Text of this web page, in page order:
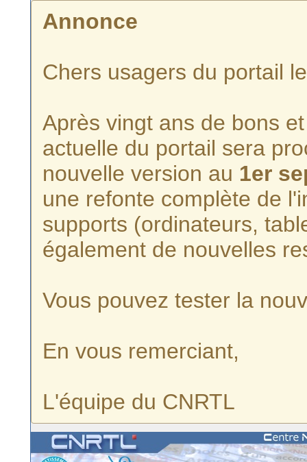
Annonce
Chers usagers du portail
Après vingt ans de bons
actuelle du portail sera
nouvelle version au 1er
une refonte complète de
supports (ordinateurs,
également de nouvelles
Vous pouvez tester la
En vous remerciant,
L'équipe du CNRTL